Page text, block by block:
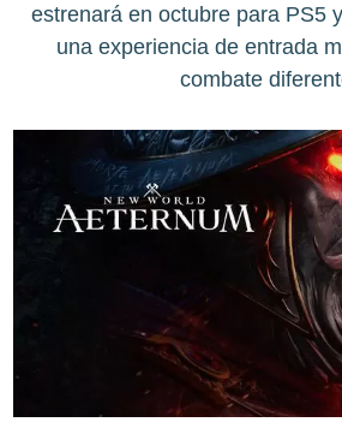
estrenará en octubre para PS5
una experiencia de entrada
combate